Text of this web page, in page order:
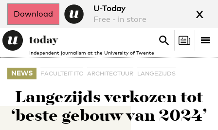
Download
U-Today
Free - in store
x
Independent journalism at the University of Twente
Search
Search
NEWS FACULTEIT ITC ARCHITECTUUR LANGEZIJDS
Langezijds verkozen tot
‘beste gebouw van 2024’